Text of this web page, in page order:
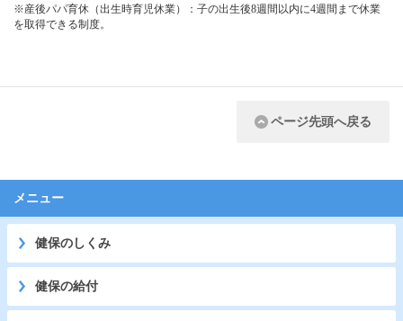
※産後パパ育休（出生時育児休業）：子の出生後8週間以内に4週間まで休業
を取得できる制度。
ページ先頭へ戻る
メニュー
健保のしくみ
健保の給付